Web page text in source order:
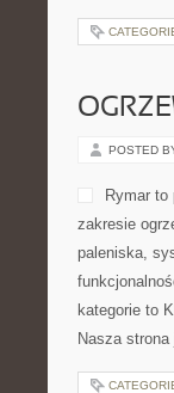
POSTED
Rymar
zakresie
paleniska,
kategorie to
Nasza